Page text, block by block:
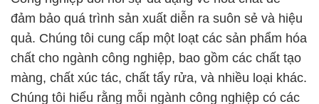
đảm bảo quá trình sản xuất diễn ra suôn sẻ và hiệu
quả. Chúng tôi cung cấp một loạt các sản phẩm hóa
chất cho ngành công nghiệp, bao gồm các chất tạo
màng, chất xúc tác, chất tẩy rửa, và nhiều loại khác.
Chúng tôi hiểu rằng mỗi ngành công nghiệp có các